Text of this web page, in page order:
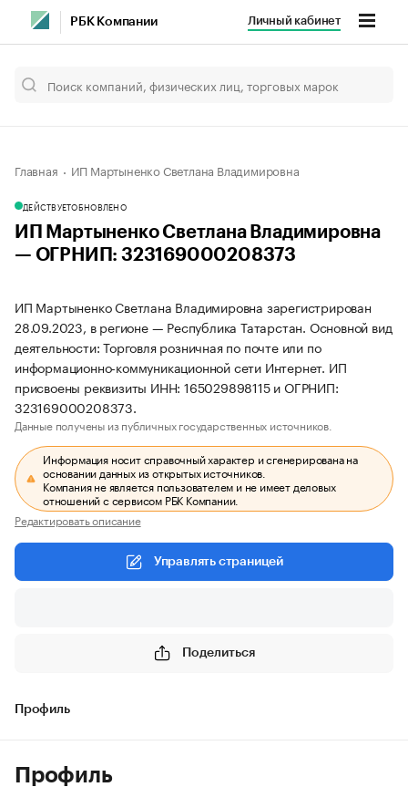
РБК Компании Личный кабинет
Главная ИП Мартыненко Светлана Владимировна
ДЕЙСТВУЕТОБНОВЛЕНО
ИП Мартыненко Светлана Владимировна
— ОГРНИП: 323169000208373
ИП Мартыненко Светлана Владимировна зарегистрирован
28.09.2023, в регионе — Республика Татарстан. Основной вид
деятельности: Торговля розничная по почте или по
информационно-коммуникационной сети Интернет. ИП
присвоены реквизиты ИНН: 165029898115 и ОГРНИП:
323169000208373.
Данные получены из публичных государственных источников.
Информация носит справочный характер и сгенерирована на
основании данных из открытых источников.
Компания не является пользователем и не имеет деловых
отношений с сервисом РБК Компании.
Редактировать описание
Управлять страницей
Поделиться
Профиль
Профиль